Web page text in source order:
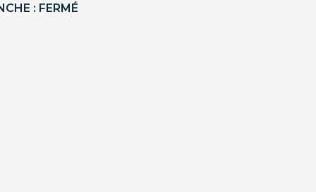
: FERMÉ